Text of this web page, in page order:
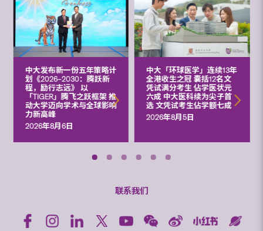
中大发布新一份五年策略计
划《2026‒2030：腾跃新
程，励行志远》 以
「TIGER」腾飞之跃框架 推
动大学迈向学术与全球影响
力新高峰
2026年8月6日
中大「环球医学」连续13年
全港收生之冠 囊括12名文
凭试满分考生 佔学医状元
六成 中大医科续为尖子首
选 文凭试考生佔学额七成
2026年8月5日
联系我们